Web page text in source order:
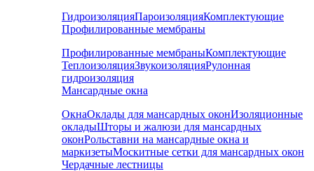
ГидроизоляцияПароизоляцияКомплектующие
Профилированные мембраны
Профилированные мембраныКомплектующие
ТеплоизоляцияЗвукоизоляцияРулонная
гидроизоляция
Мансардные окна
ОкнаОклады для мансардных оконИзоляционные
окладыШторы и жалюзи для мансардных
оконРольставни на мансардные окна и
маркизетыМоскитные сетки для мансардных окон
Чердачные лестницы